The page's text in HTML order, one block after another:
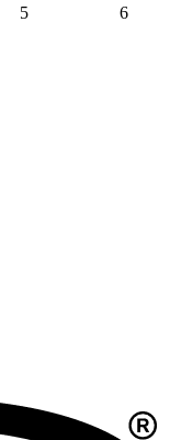
5 6